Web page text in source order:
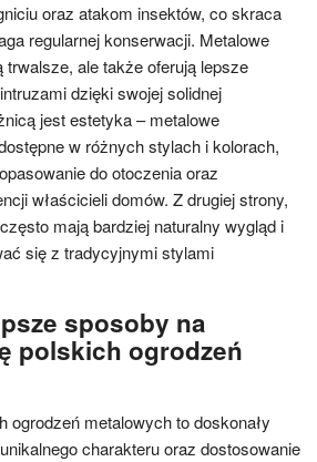
oraz atakom insektów, co skraca
regularnej konserwacji. Metalowe
trwalsze, ale także oferują lepsze
dzięki swojej solidnej
jest estetyka – metalowe
w różnych stylach i kolorach,
do otoczenia oraz
właścicieli domów. Z drugiej strony,
mają bardziej naturalny wygląd i
się z tradycyjnymi stylami
sposoby na
polskich ogrodzeń
ogrodzeń metalowych to doskonały
charakteru oraz dostosowanie